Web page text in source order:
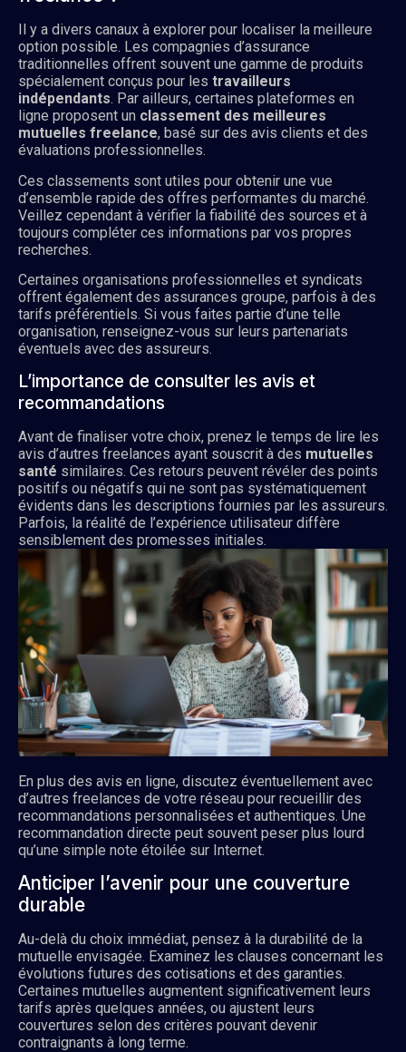
Il y a divers canaux à explorer pour localiser la meilleure
option possible. Les compagnies d’assurance
traditionnelles offrent souvent une gamme de produits
spécialement conçus pour les travailleurs
indépendants. Par ailleurs, certaines plateformes en
ligne proposent un classement des meilleures
mutuelles freelance, basé sur des avis clients et des
évaluations professionnelles.
Ces classements sont utiles pour obtenir une vue
d’ensemble rapide des offres performantes du marché.
Veillez cependant à vérifier la fiabilité des sources et à
toujours compléter ces informations par vos propres
recherches.
Certaines organisations professionnelles et syndicats
offrent également des assurances groupe, parfois à des
tarifs préférentiels. Si vous faites partie d’une telle
organisation, renseignez-vous sur leurs partenariats
éventuels avec des assureurs.
L’importance de consulter les avis et
recommandations
Avant de finaliser votre choix, prenez le temps de lire les
avis d’autres freelances ayant souscrit à des mutuelles
santé similaires. Ces retours peuvent révéler des points
positifs ou négatifs qui ne sont pas systématiquement
évidents dans les descriptions fournies par les assureurs.
Parfois, la réalité de l’expérience utilisateur diffère
sensiblement des promesses initiales.
En plus des avis en ligne, discutez éventuellement avec
d’autres freelances de votre réseau pour recueillir des
recommandations personnalisées et authentiques. Une
recommandation directe peut souvent peser plus lourd
qu’une simple note étoilée sur Internet.
Anticiper l’avenir pour une couverture
durable
Au-delà du choix immédiat, pensez à la durabilité de la
mutuelle envisagée. Examinez les clauses concernant les
évolutions futures des cotisations et des garanties.
Certaines mutuelles augmentent significativement leurs
tarifs après quelques années, ou ajustent leurs
couvertures selon des critères pouvant devenir
contraignants à long terme.